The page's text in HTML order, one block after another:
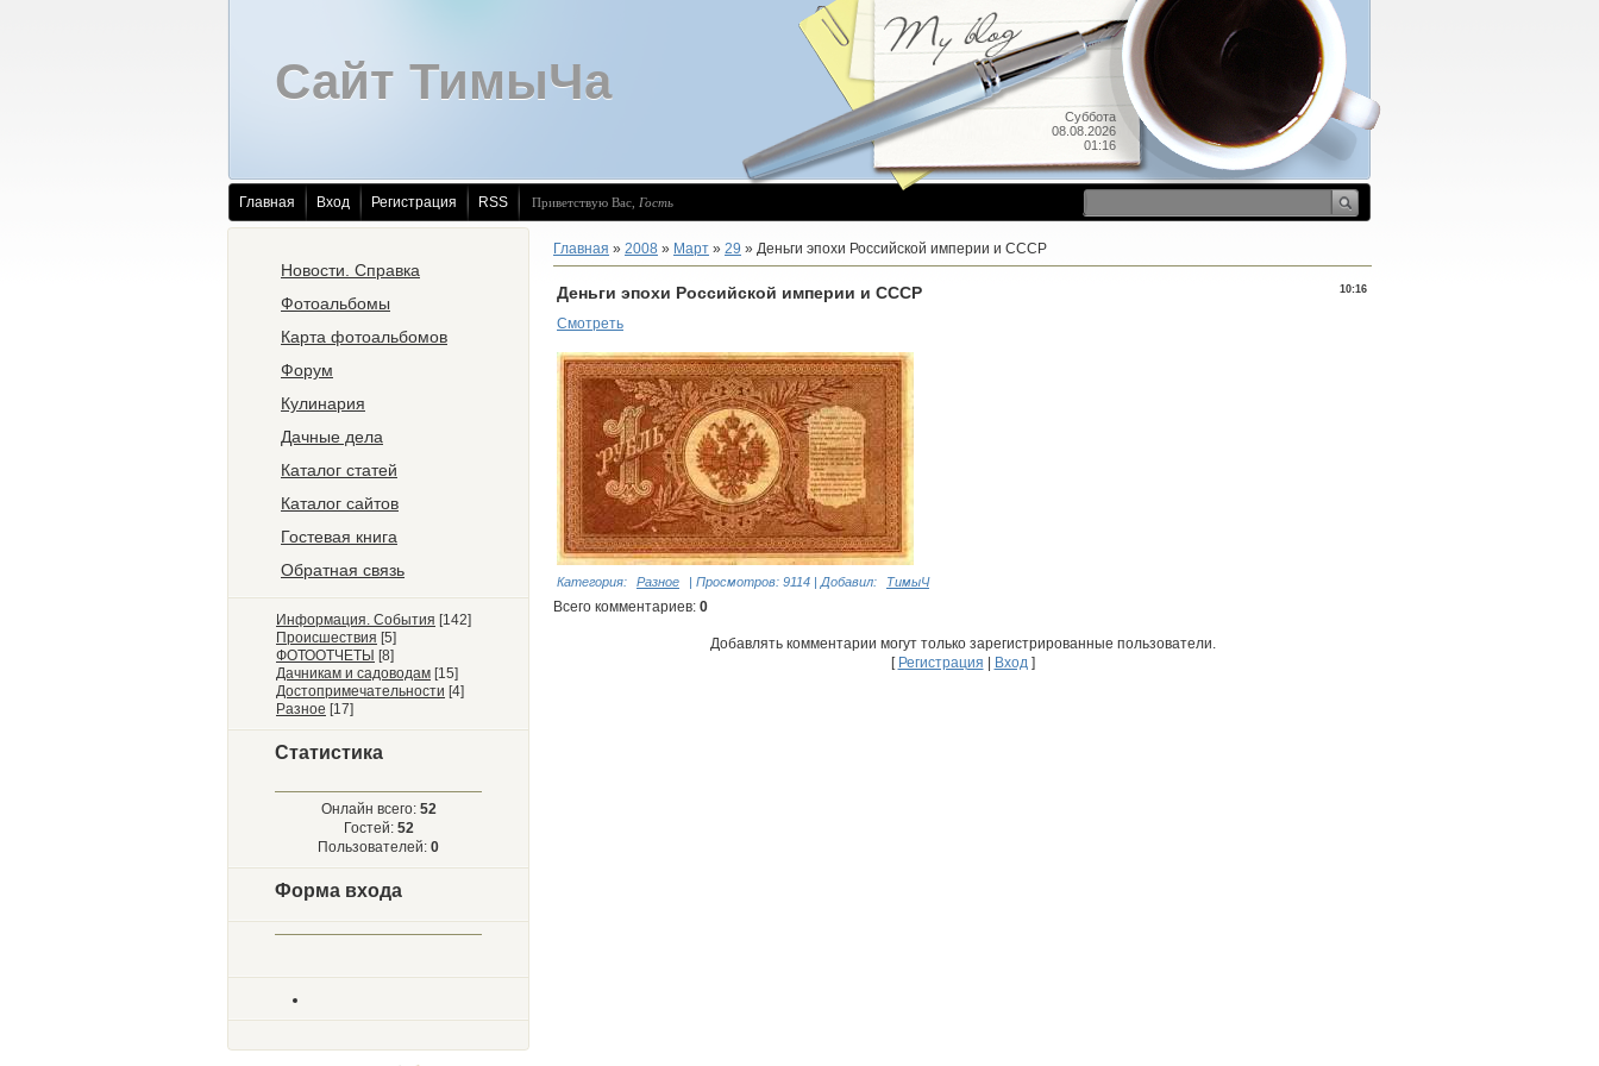
Суббота
08.08.2026
01:16
Сайт ТимыЧа
Главная Вход Регистрация RSS Приветствую Вас Гость
Новости. Справка
Фотоальбомы
Карта фотоальбомов
Форум
Кулинария
Дачные дела
Каталог статей
Каталог сайтов
Гостевая книга
Обратная связь
Информация. События [142]
Происшествия [5]
ФОТООТЧЕТЫ [8]
Дачникам и садоводам [15]
Достопримечательности [4]
Разное [17]
Статистика
Онлайн всего: 52
Гостей: 52
Пользователей: 0
Форма входа
Главная » 2008 » Март » 29 » Деньги эпохи Российской империи и СССР
10:16
Деньги эпохи Российской империи и СССР
Смотреть
Категория: Разное | Просмотров: 9114 | Добавил: ТимыЧ
Всего комментариев: 0
Добавлять комментарии могут только зарегистрированные пользователи.
[ Регистрация Вход]